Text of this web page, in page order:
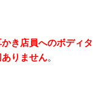
き店員へのボディタ
りません。